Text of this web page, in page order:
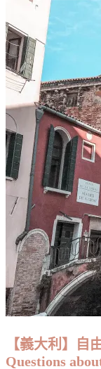
Asked
Questions
(FAQ)
about
Travelling
in
Malta:
What
You
Need
to
Know
見
問
題：
讀
者
問
題
以
及
我
們
的
經
驗
分
·
關
【義大利】自
Questions